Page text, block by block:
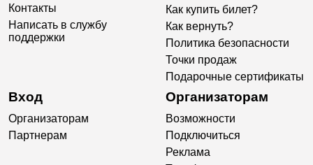
Контакты
Написать в службу
поддержки
Как купить билет?
Как вернуть?
Политика безопасности
Точки продаж
Подарочные сертификаты
Вход
Организаторам
Партнерам
Организаторам
Возможности
Подключиться
Реклама